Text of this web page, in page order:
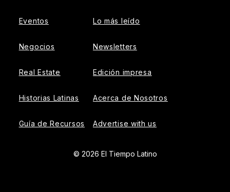
Eventos
Negocios
Real Estate
Historias Latinas
Guía de Recursos
Lo más leído
Newsletters
Edición impresa
Acerca de Nosotros
Advertise with us
© 2026 El Tiempo Latino